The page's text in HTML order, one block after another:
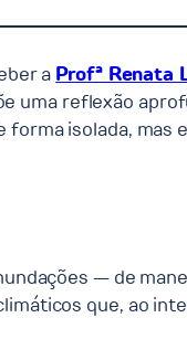
a Profª Renata
uma reflexão
isolada, mas
— de
que, ao